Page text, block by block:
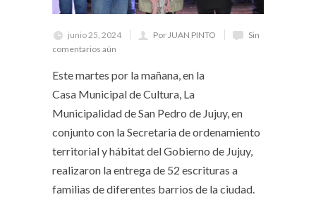
junio 25, 2024 Por JUAN PINTO
Sin
comentarios aún
Este martes por la mañana, en la
Casa Municipal de Cultura, La
Municipalidad de San Pedro de Jujuy, en
conjunto con la Secretaria de ordenamiento
territorial y hábitat del Gobierno de Jujuy,
realizaron la entrega de 52 escrituras a
familias de diferentes barrios de la ciudad.